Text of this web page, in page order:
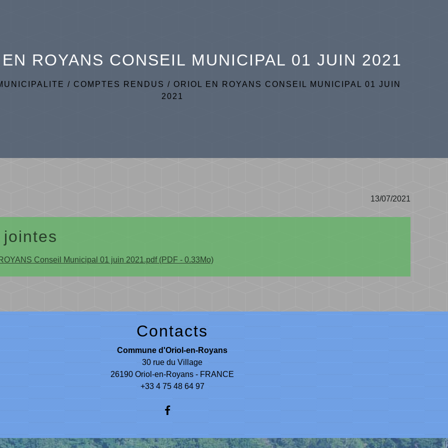
ROYANS CONSEIL MUNICIPAL 01 JUIN 2021
/ COMPTES RENDUS / ORIOL EN ROYANS CONSEIL MUNICIPAL 01 JUIN
2021
13/07/2021
Conseil Municipal 01 juin 2021.pdf (PDF - 0.33Mo)
Contacts
Commune d'Oriol-en-Royans
30 rue du Village
26190 Oriol-en-Royans - FRANCE
+33 4 75 48 64 97